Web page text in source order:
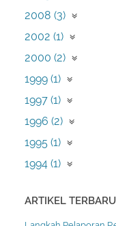
Januari (59)
Januari (1)
Juni (1)
2008 (3)
Desember (1)
Juli (1)
2002 (1)
Maret (1)
2000 (2)
Desember (2)
1999 (1)
September (1)
1997 (1)
Mei (1)
1996 (2)
April (2)
1995 (1)
Februari (1)
1994 (1)
ARTIKEL